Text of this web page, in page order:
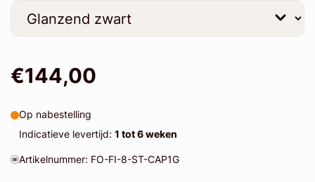
€144,00
Op nabestelling
Indicatieve levertijd: 1 tot 6 weken
Artikelnummer: FO-FI-8-ST-CAP1G